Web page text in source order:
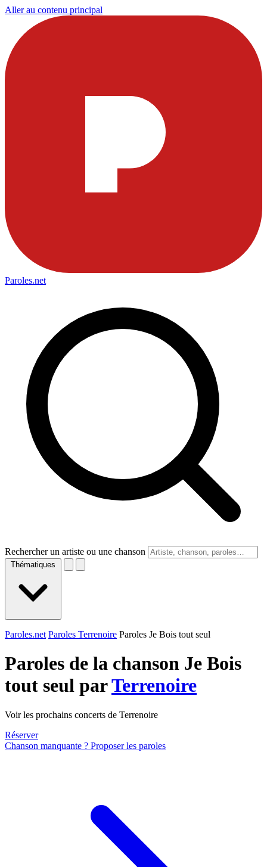
Aller au contenu principal
Paroles.net
Rechercher un artiste ou une chanson
Thématiques
Paroles.net Paroles Terrenoire Paroles Je Bois tout seul
Paroles de la chanson Je Bois
tout seul parTerrenoire
Voir les prochains concerts de Terrenoire
Réserver
Chanson manquante ? Proposer les paroles